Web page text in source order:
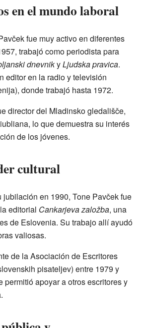
en el mundo laboral
fue muy activo en diferentes
trabajó como periodista para
dnevnikyLjudska pravica.
editor en la radio y televisión
donde trabajó hasta 1972.
director del Mladinsko gledališče,
lo que demuestra su interés
de los jóvenes.
cultural
jubilación en 1990, Tone Pavček fue
editorial Cankarjeva založba, una
de Eslovenia. Su trabajo allí ayudó
valiosas.
de la Asociación de Escritores
pisateljev) entre 1979 y
permitió apoyar a otros escritores y